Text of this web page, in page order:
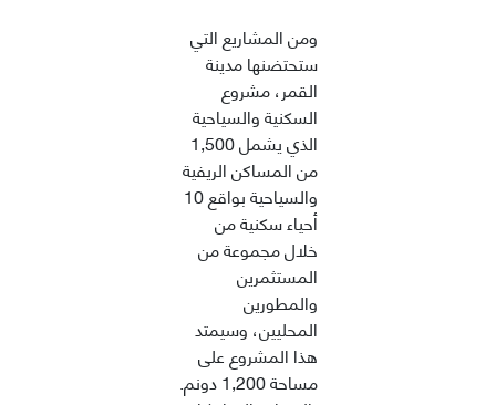
ومن المشاريع التي
ستحتضنها مدينة
القمر، مشروع
السكنية والسياحية
الذي يشمل 1,500
من المساكن الريفية
والسياحية بواقع 10
أحياء سكنية من
خلال مجموعة من
المستثمرين
والمطورين
المحليين، وسيمتد
هذا المشروع على
مساحة 1,200 دونم.